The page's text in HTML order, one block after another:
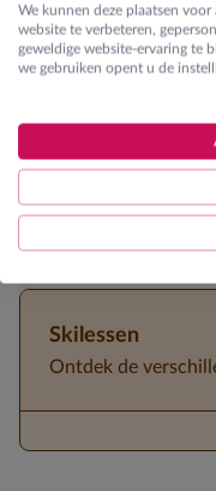
We kunnen deze plaatsen voor
website te verbeteren,
geweldige website-ervaring te
we gebruiken opent u de
200m van
5-
Skilessen
Ontdek de